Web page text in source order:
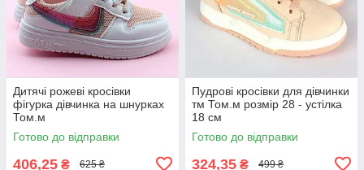
Дитячі рожеві кросівки
фігурка дівчинка на шнурках
Том.м
Готово до відправки
406,25 ₴ 625 ₴
Пудрові кросівки для дівчинки
тм Том.м розмір 28 - устілка
18 см
Готово до відправки
324,35 ₴ 499 ₴